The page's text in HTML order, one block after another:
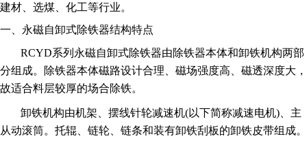
建材、选煤、化工等行业。
一、永磁自卸式除铁器结构特点
RCYD系列永磁自卸式除铁器由除铁器本体和卸铁机构两部
分组成。除铁器本体磁路设计合理、磁场强度高、磁透深度大，
故适合料层较厚的场合除铁。
卸铁机构由机架、摆线针轮减速机(以下简称减速电机)、主
从动滚筒。托辊、链轮、链条和装有卸铁刮板的卸铁皮带组成。